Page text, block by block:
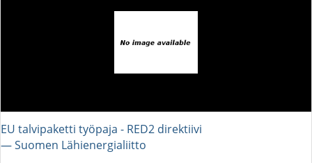
EU talvipaketti työpaja - RED2 direktiivi
― Suomen Lähienergialiitto